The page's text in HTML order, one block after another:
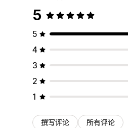
5
5
4
3
2
1
撰写评论 所有评论